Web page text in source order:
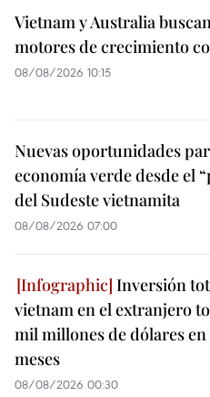
Vietnam y Australia
motores de crecimiento
08/08/2026 10:15
Nuevas oportunidades
economía verde desde el
del Sudeste vietnamita
08/08/2026 07:00
Inversión
vietnam en el extranjero
mil millones de dólares en
meses
08/08/2026 00:30